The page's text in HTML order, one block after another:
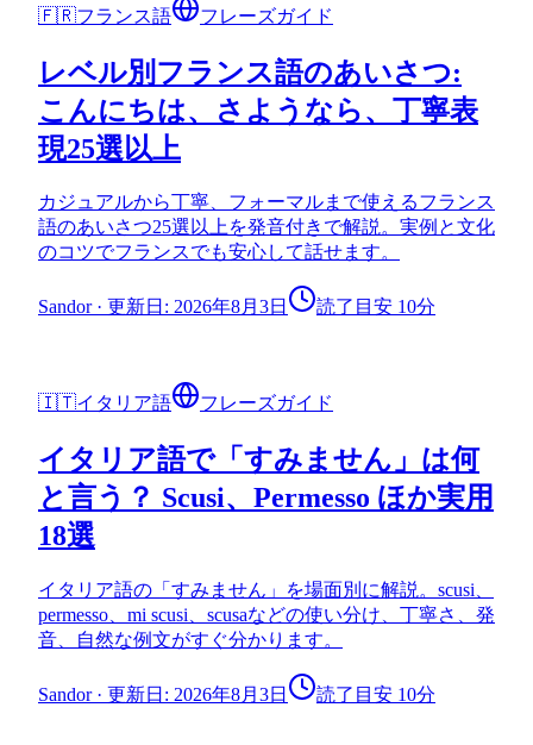
🇫🇷フランス語 フレーズガイド
レベル別フランス語のあいさつ:
こんにちは、さようなら、丁寧表
現25選以上
カジュアルから丁寧、フォーマルまで使えるフランス
語のあいさつ25選以上を発音付きで解説。実例と文化
のコツでフランスでも安心して話せます。
Sandor· 更新日: 2026年8月3日 読了目安 10分
🇮🇹イタリア語 フレーズガイド
イタリア語で「すみません」は何
と言う？ Scusi、Permesso ほか実用
18選
イタリア語の「すみません」を場面別に解説。scusi、
permesso、mi scusi、scusaなどの使い分け、丁寧さ、発
音、自然な例文がすぐ分かります。
Sandor· 更新日: 2026年8月3日 読了目安 10分